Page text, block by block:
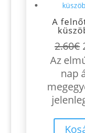
A
2.60€
Az
nap